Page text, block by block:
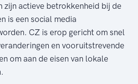
zijn actieve betrokkenheid bij de
is een social media
CZ is erop gericht om snel
en vooruitstrevende
om aan de eisen van lokale